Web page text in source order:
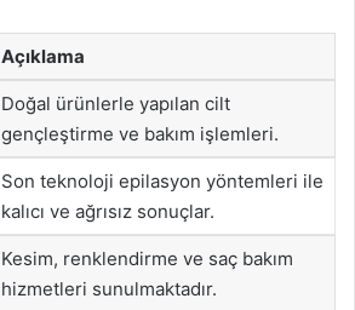
Açıklama
Doğal ürünlerle yapılan cilt
gençleştirme ve bakım işlemleri.
Son teknoloji epilasyon yöntemleri ile
kalıcı ve ağrısız sonuçlar.
Kesim, renklendirme ve saç bakım
hizmetleri sunulmaktadır.